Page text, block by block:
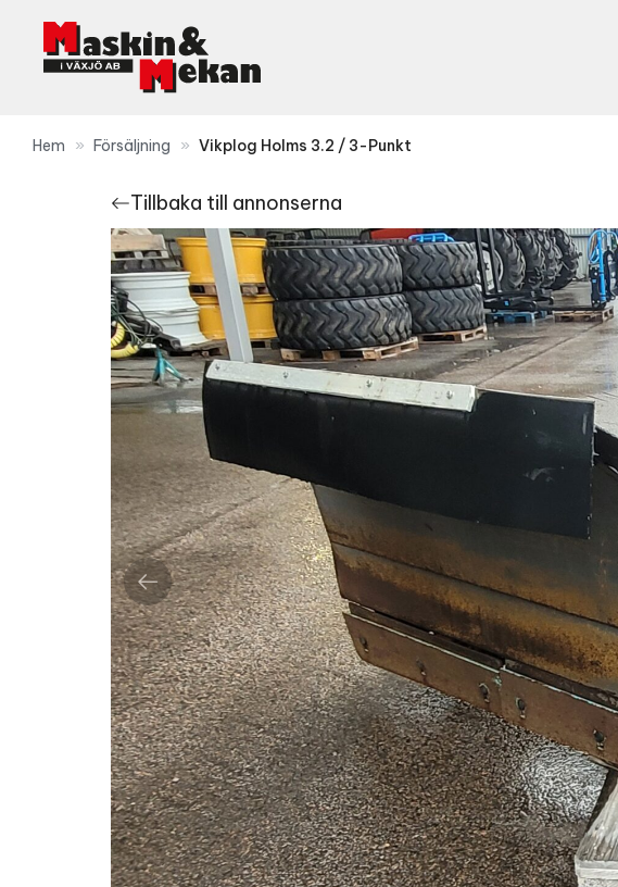
innehåll
Hem » Försäljning » Vikplog Holms 3.2 / 3-Punkt
Tillbaka till annonserna